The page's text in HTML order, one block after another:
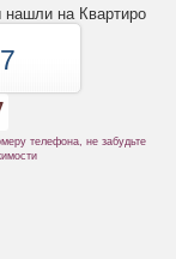
нашли на Квартиро
телефона, не забудьте